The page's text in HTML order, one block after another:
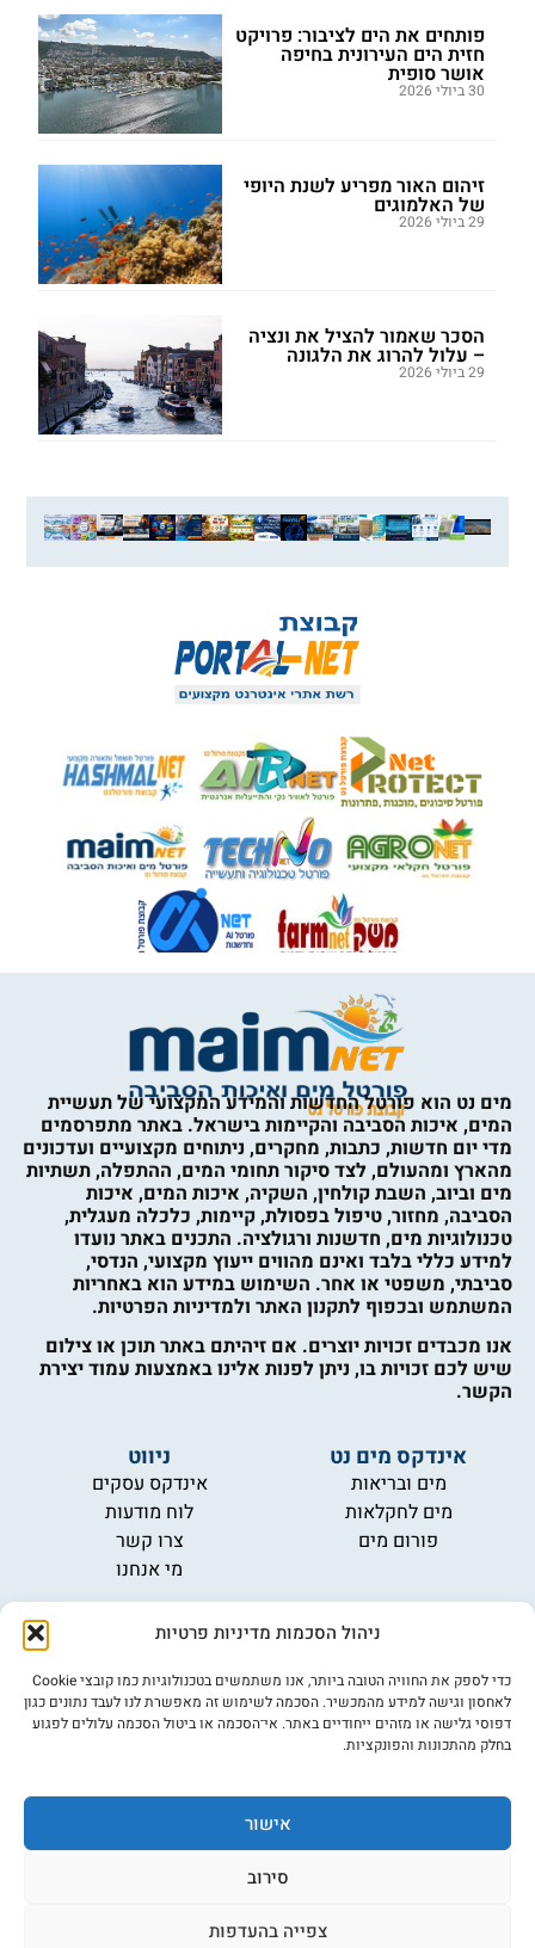
ניהול הסכמות מדיניות פרטיות
כדי לספק את החוויה הטובה ביותר, אנו משתמשים בטכנולוגיות כמו קובצי Cookie
לאחסון וגישה למידע מהמכשיר. הסכמה לשימוש זה מאפשרת לנו לעבד נתונים כגון
דפוסי גלישה או מזהים ייחודיים באתר. אי־הסכמה או ביטול הסכמה עלולים לפגוע
בחלק מהתכונות והפונקציות.
אישור
סירוב
צפייה בהעדפות
פותחים את הים לציבור: פרויקט
חזית הים העירונית בחיפה
אושר סופית
30 ביולי 2026
זיהום האור מפריע לשנת היופי
של האלמוגים
29 ביולי 2026
הסכר שאמור להציל את ונציה
– עלול להרוג את הלגונה
29 ביולי 2026
מים נט הוא פורטל החדשות והמידע המקצועי של תעשיית
המים, איכות הסביבה והקיימות בישראל. באתר מתפרסמים
מדי יום חדשות, כתבות, מחקרים, ניתוחים מקצועיים ועדכונים
מהארץ ומהעולם, לצד סיקור תחומי המים, ההתפלה, תשתיות
מים וביוב, השבת קולחין, השקיה, איכות המים, איכות
הסביבה, מחזור, טיפול בפסולת, קיימות, כלכלה מעגלית,
טכנולוגיות מים, חדשנות ורגולציה. התכנים באתר נועדו
למידע כללי בלבד ואינם מהווים ייעוץ מקצועי, הנדסי,
סביבתי, משפטי או אחר. השימוש במידע הוא באחריות
המשתמש ובכפוף לתקנון האתר ולמדיניות הפרטיות.
אנו מכבדים זכויות יוצרים. אם זיהיתם באתר תוכן או צילום
שיש לכם זכויות בו, ניתן לפנות אלינו באמצעות עמוד יצירת
הקשר.
אינדקס מים נט
מים ובריאות
מים לחקלאות
פורום מים
ניווט
אינדקס עסקים
לוח מודעות
צרו קשר
מי אנחנו
מידע
תקנון
הרשמה לניוזלטר
פרסמו אצלנו
הצהרת נגישות
©כל הזכויות שמורות למים נט (נוסד בשנת 2007) אתר: דיביין